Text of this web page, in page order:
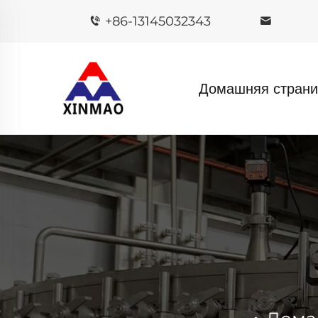
+86-13145032343
Домашняя